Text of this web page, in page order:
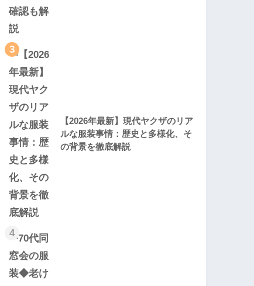
3
【2026年最新】現代ヤクザのリア
ルな服装事情：歴史と多様化、そ
の背景を徹底解説
4